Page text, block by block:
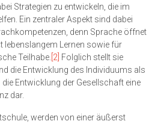
Strategien zu entwickeln, die im
Ein zentraler Aspekt sind dabei
denn Sprache öffnet
lebenslangem Lernen sowie für
Teilhabe. [2] Folglich stellt sie
die Entwicklung des Individuums als
Entwicklung der Gesellschaft eine
dar.
werden von einer äußerst